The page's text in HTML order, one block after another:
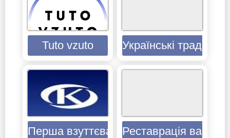
Tuto vzuto Українські традиції
Перша взуттєва фабрика Київ
Реставрація ванн -